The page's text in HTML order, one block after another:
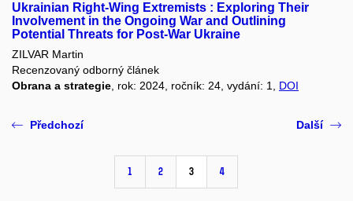
Ukrainian Right-Wing Extremists : Exploring Their
Involvement in the Ongoing War and Outlining
Potential Threats for Post-War Ukraine
ZILVAR Martin
Recenzovaný odborný článek
Obrana a strategie , rok: 2024, ročník: 24, vydání: 1, DOI
Předchozí
1 2 3 4
Další